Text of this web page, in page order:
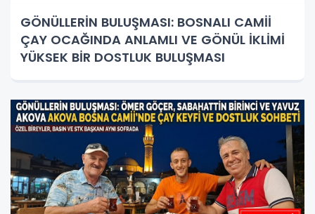
GÖNÜLLERİN BULUŞMASI: BOSNALI CAMİİ
ÇAY OCAĞINDA ANLAMLI VE GÖNÜL İKLİMİ
YÜKSEK BİR DOSTLUK BULUŞMASI